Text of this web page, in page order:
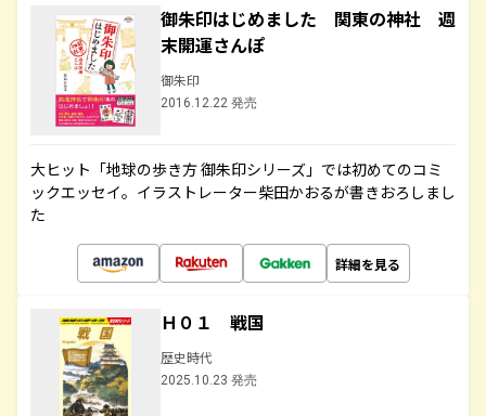
御朱印はじめました 関東の神社 週
末開運さんぽ
御朱印
2016.12.22 発売
大ヒット「地球の歩き方 御朱印シリーズ」では初めてのコミ
ックエッセイ。イラストレーター柴田かおるが書きおろしまし
た
詳細を見る
Ｈ０１ 戦国
歴史時代
2025.10.23 発売